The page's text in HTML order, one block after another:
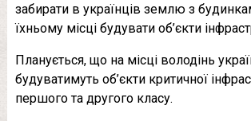
забирати в українців землю з
їхньому місці будувати об’єкти
Планується, що на місці володінь
будуватимуть об’єкти критичної
першого та другого класу.